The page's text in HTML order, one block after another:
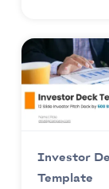
Investor
Template